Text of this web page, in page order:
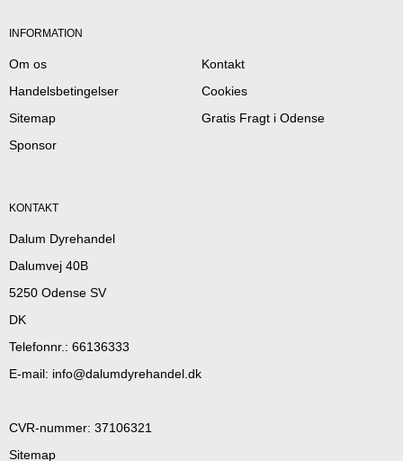
INFORMATION
Om os
Kontakt
Handelsbetingelser
Cookies
Sitemap
Gratis Fragt i Odense
Sponsor
KONTAKT
Dalum Dyrehandel
Dalumvej 40B
5250 Odense SV
DK
Telefonnr. : 66136333
E-mail: info@dalumdyrehandel.dk
CVR-nummer: 37106321
Sitemap